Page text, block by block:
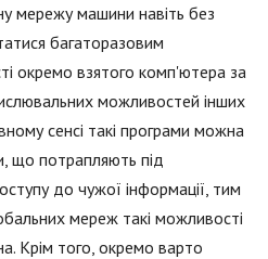
мережу машини навіть без
багаторазовим
окремо взятого комп'ютера за
можливостей інших
сенсі такі програми можна
що потрапляють під
до чужої інформації, тим
мереж такі можливості
Крім того, окремо варто